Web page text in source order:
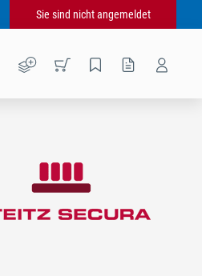
Sie sind nicht angemeldet